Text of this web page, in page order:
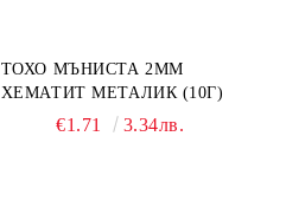
ТОХО МЪНИСТА 2ММ
ХЕМАТИТ МЕТАЛИК (10Г)
€1.71 3.34лв.